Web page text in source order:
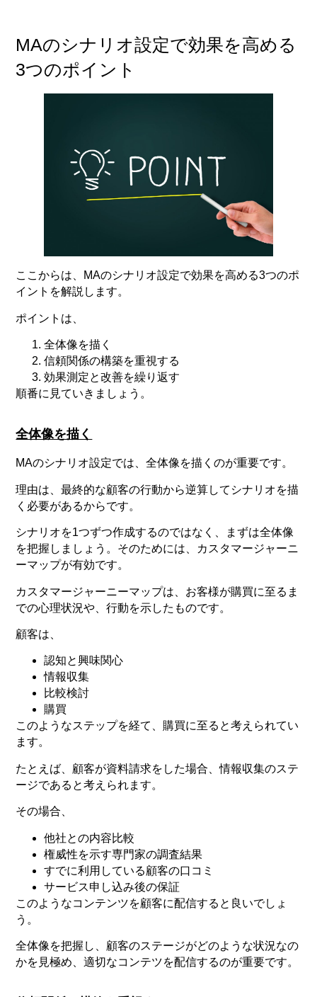
MAのシナリオ設定で効果を高める
3つのポイント
ここからは、MAのシナリオ設定で効果を高める3つのポ
イントを解説します。
ポイントは、
全体像を描く
信頼関係の構築を重視する
効果測定と改善を繰り返す
順番に見ていきましょう。
全体像を描く
MAのシナリオ設定では、全体像を描くのが重要です。
理由は、最終的な顧客の行動から逆算してシナリオを描
く必要があるからです。
シナリオを1つずつ作成するのではなく、まずは全体像
を把握しましょう。そのためには、カスタマージャーニ
ーマップが有効です。
カスタマージャーニーマップは、お客様が購買に至るま
での心理状況や、行動を示したものです。
顧客は、
認知と興味関心
情報収集
比較検討
購買
このようなステップを経て、購買に至ると考えられてい
ます。
たとえば、顧客が資料請求をした場合、情報収集のステ
ージであると考えられます。
その場合、
他社との内容比較
権威性を示す専門家の調査結果
すでに利用している顧客の口コミ
サービス申し込み後の保証
このようなコンテンツを顧客に配信すると良いでしょ
う。
全体像を把握し、顧客のステージがどのような状況なの
かを見極め、適切なコンテツを配信するのが重要です。